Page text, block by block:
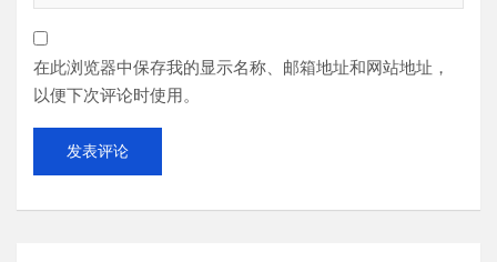
在此浏览器中保存我的显示名称、邮箱地址和网站地址，
以便下次评论时使用。